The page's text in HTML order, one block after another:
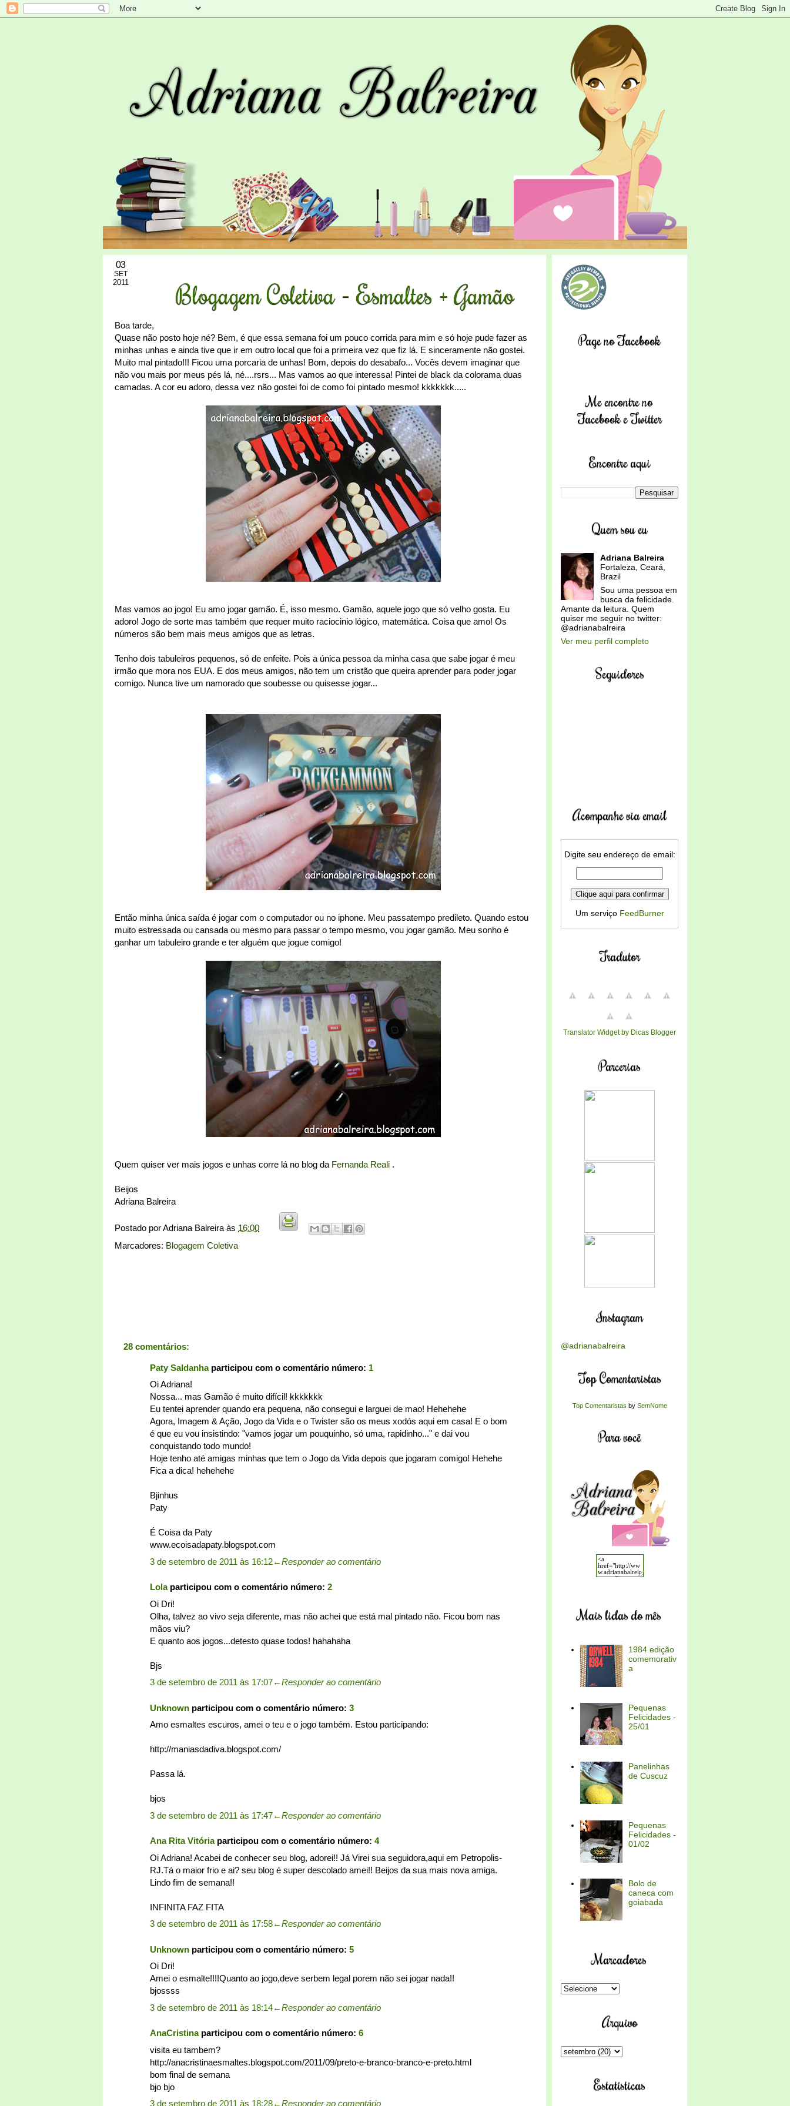
03
SET
2011 Blogagem Coletiva - Esmaltes + Gamão
Boa tarde,
Quase não posto hoje né? Bem, é que essa semana foi um pouco corrida para mim e só hoje pude fazer as
minhas unhas e ainda tive que ir em outro local que foi a primeira vez que fiz lá. E sinceramente não gostei.
Muito mal pintado!!! Ficou uma porcaria de unhas! Bom, depois do desabafo... Vocês devem imaginar que
não vou mais por meus pés lá, né....rsrs... Mas vamos ao que interessa! Pintei de black da colorama duas
camadas. A cor eu adoro, dessa vez não gostei foi de como foi pintado mesmo! kkkkkkk.....
Mas vamos ao jogo! Eu amo jogar gamão. É, isso mesmo. Gamão, aquele jogo que só velho gosta. Eu
adoro! Jogo de sorte mas também que requer muito raciocinio lógico, matemática. Coisa que amo! Os
números são bem mais meus amigos que as letras.
Tenho dois tabuleiros pequenos, só de enfeite. Pois a única pessoa da minha casa que sabe jogar é meu
irmão que mora nos EUA. E dos meus amigos, não tem um cristão que queira aprender para poder jogar
comigo. Nunca tive um namorado que soubesse ou quisesse jogar...
Então minha única saída é jogar com o computador ou no iphone. Meu passatempo predileto. Quando estou
muito estressada ou cansada ou mesmo para passar o tempo mesmo, vou jogar gamão. Meu sonho é
ganhar um tabuleiro grande e ter alguém que jogue comigo!
Quem quiser ver mais jogos e unhas corre lá no blog da Fernanda Reali .
Beijos
Adriana Balreira
Postado porAdriana Balreira às 16:00
Marcadores: Blogagem Coletiva
28 comentários:
Paty Saldanhaparticipou com o comentário número: 1
Oi Adriana!
Nossa... mas Gamão é muito difícil! kkkkkkk
Eu tentei aprender quando era pequena, não consegui e larguei de mao! Hehehehe
Agora, Imagem & Ação, Jogo da Vida e o Twister são os meus xodós aqui em casa! E o bom
é que eu vou insistindo: "vamos jogar um pouquinho, só uma, rapidinho..." e dai vou
conquistando todo mundo!
Hoje tenho até amigas minhas que tem o Jogo da Vida depois que jogaram comigo! Hehehe
Fica a dica! hehehehe
Bjinhus
Paty
É Coisa da Paty
www.ecoisadapaty.blogspot.com
3 de setembro de 2011 às 16:12←Responder ao comentário
Lolaparticipou com o comentário número: 2
Oi Dri!
Olha, talvez ao vivo seja diferente, mas não achei que está mal pintado não. Ficou bom nas
mãos viu?
E quanto aos jogos...detesto quase todos! hahahaha
Bjs
3 de setembro de 2011 às 17:07←Responder ao comentário
Unknown participou com o comentário número: 3
Amo esmaltes escuros, amei o teu e o jogo também. Estou participando:
http://maniasdadiva.blogspot.com/
Passa lá.
bjos
3 de setembro de 2011 às 17:47←Responder ao comentário
Ana Rita Vitóriaparticipou com o comentário número: 4
Oi Adriana! Acabei de conhecer seu blog, adorei!! Já Virei sua seguidora,aqui em Petropolis-
RJ.Tá o maior frio e ai? seu blog é super descolado amei!! Beijos da sua mais nova amiga.
Lindo fim de semana!!
INFINITA FAZ FITA
3 de setembro de 2011 às 17:58←Responder ao comentário
Unknown participou com o comentário número: 5
Oi Dri!
Amei o esmalte!!!!Quanto ao jogo,deve serbem legal porem não sei jogar nada!!
bjossss
3 de setembro de 2011 às 18:14←Responder ao comentário
AnaCristinaparticipou com o comentário número: 6
visita eu tambem?
http://anacristinaesmaltes.blogspot.com/2011/09/preto-e-branco-branco-e-preto.html
bom final de semana
bjo bjo
3 de setembro de 2011 às 18:28←Responder ao comentário
Page no Facebook
Me encontre no
Facebook e Twitter
Encontre aqui
Quem sou eu
Adriana Balreira
Fortaleza, Ceará,
Brazil
Sou uma pessoa em
busca da felicidade.
Amante da leitura. Quem
quiser me seguir no twitter:
@adrianabalreira
Ver meu perfil completo
Seguidores
Acompanhe via email
Digite seu endereço de email:
Um serviço FeedBurner
Tradutor
Translator Widget by Dicas Blogger
Parcerias
Instagram
@adrianabalreira
Top Comentaristas
Top Comentaristas by SemNome
Para você
Mais lidas do mês
1984 edição
comemorativ
a
Pequenas
Felicidades -
25/01
Panelinhas
de Cuscuz
Pequenas
Felicidades -
01/02
Bolo de
caneca com
goiabada
Marcadores
Arquivo
Estatísticas